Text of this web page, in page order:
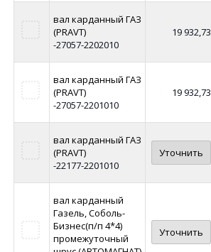
вал карданный ГАЗ
(PRAVT)
-27057-2202010
19 932,73
вал карданный ГАЗ
(PRAVT)
-27057-2201010
19 932,73
вал карданный ГАЗ
(PRAVT)
-22177-2201010
Уточнить
вал карданный
Газель, Соболь-
Бизнес(п/п 4*4)
промежуточный
Уточнить